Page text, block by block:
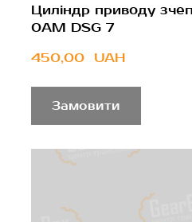
Циліндр приводу
0AM DSG 7
450,00  UAH
Замовити